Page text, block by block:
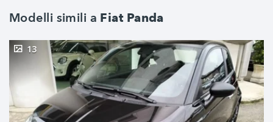
Modelli simili a Fiat Panda
13